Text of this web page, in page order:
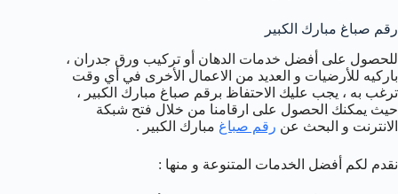
رقم صباغ مبارك الكبير
للحصول على أفضل خدمات الدهان أو تركيب ورق جدران ،
باركيه للأرضيات و العديد من الاعمال الأخرى في أي وقت
ترغب به ، يجب عليك الاحتفاظ برقم صباغ مبارك الكبير ،
حيث يمكنك الحصول على ارقامنا من خلال فتح شبكة
الانترنت و البحث عن رقم صباغ مبارك الكبير .
نقدم لكم أفضل الخدمات المتنوعة و منها :